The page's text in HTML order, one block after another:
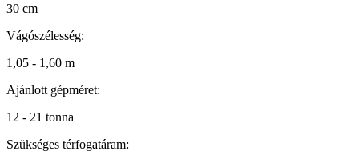
30 cm
Vágószélesség:
1,05 - 1,60 m
Ajánlott gépméret:
12 - 21 tonna
Szükséges térfogatáram: